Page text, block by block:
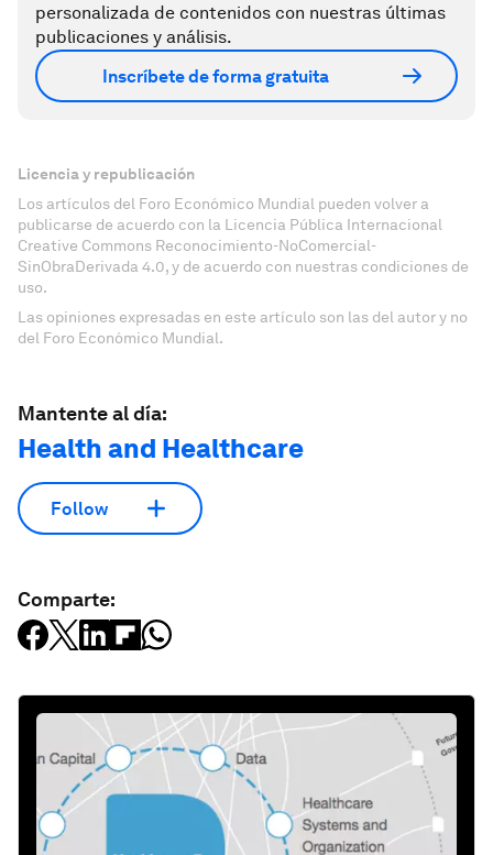
personalizada de contenidos con nuestras últimas
publicaciones y análisis.
Inscríbete de forma gratuita
Licencia y republicación
Los artículos del Foro Económico Mundial pueden volver a
publicarse de acuerdo con la Licencia Pública Internacional
Creative Commons Reconocimiento-NoComercial-
SinObraDerivada 4.0, y de acuerdo con nuestras condiciones de
uso.
Las opiniones expresadas en este artículo son las del autor y no
del Foro Económico Mundial.
Mantente al día:
Health and Healthcare
Follow
Comparte: